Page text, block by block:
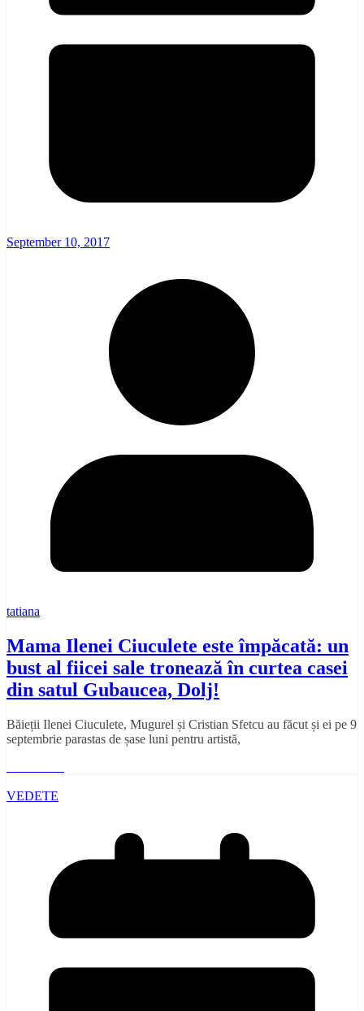
September 10, 2017
tatiana
Mama Ilenei Ciuculete este împăcată: un
bust al fiicei sale tronează în curtea casei
din satul Gubaucea, Dolj!
Băieții Ilenei Ciuculete, Mugurel și Cristian Sfetcu au făcut și ei pe 9
septembrie parastas de șase luni pentru artistă,
VEDETE